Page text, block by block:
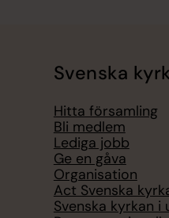
Svenska
Hitta församling
Bli medlem
Lediga jobb
Ge en gåva
Organisation
Act Svenska
Svenska kyrkan i